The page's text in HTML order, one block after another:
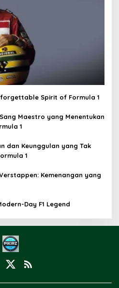
Spirit of Formula 1
Maestro yang Menentukan
1
dan Keunggulan yang Tak
1
Kemenangan yang
Day F1 Legend